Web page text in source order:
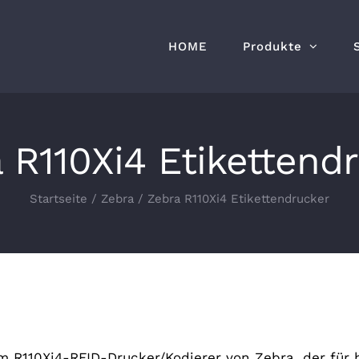
HOME Produkte
R110Xi4
Startseite / Zebra / Zebra R110Xi4 Etikettendrucker